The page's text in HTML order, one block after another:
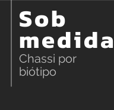
Sob
medida
Chassi por
biótipo